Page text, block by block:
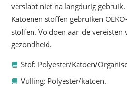
verslapt niet na langdurig gebruik.
Katoenen stoffen gebruiken
stoffen. Voldoen aan de vereisten
gezondheid.
Stof: Polyester/Katoen/
Vulling: Polyester/katoen.